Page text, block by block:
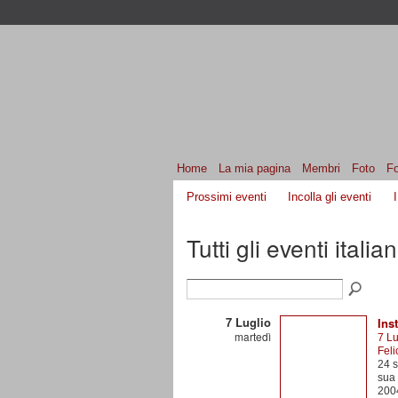
Home La mia pagina Membri Foto
Prossimi eventi Incolla gli eventi
Tutti gli eventi
7 Luglio
martedì 7
24
sua